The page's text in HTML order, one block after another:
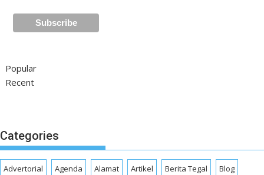
Popular
Recent
Categories
Advertorial Agenda Alamat Artikel Berita Tegal Blog